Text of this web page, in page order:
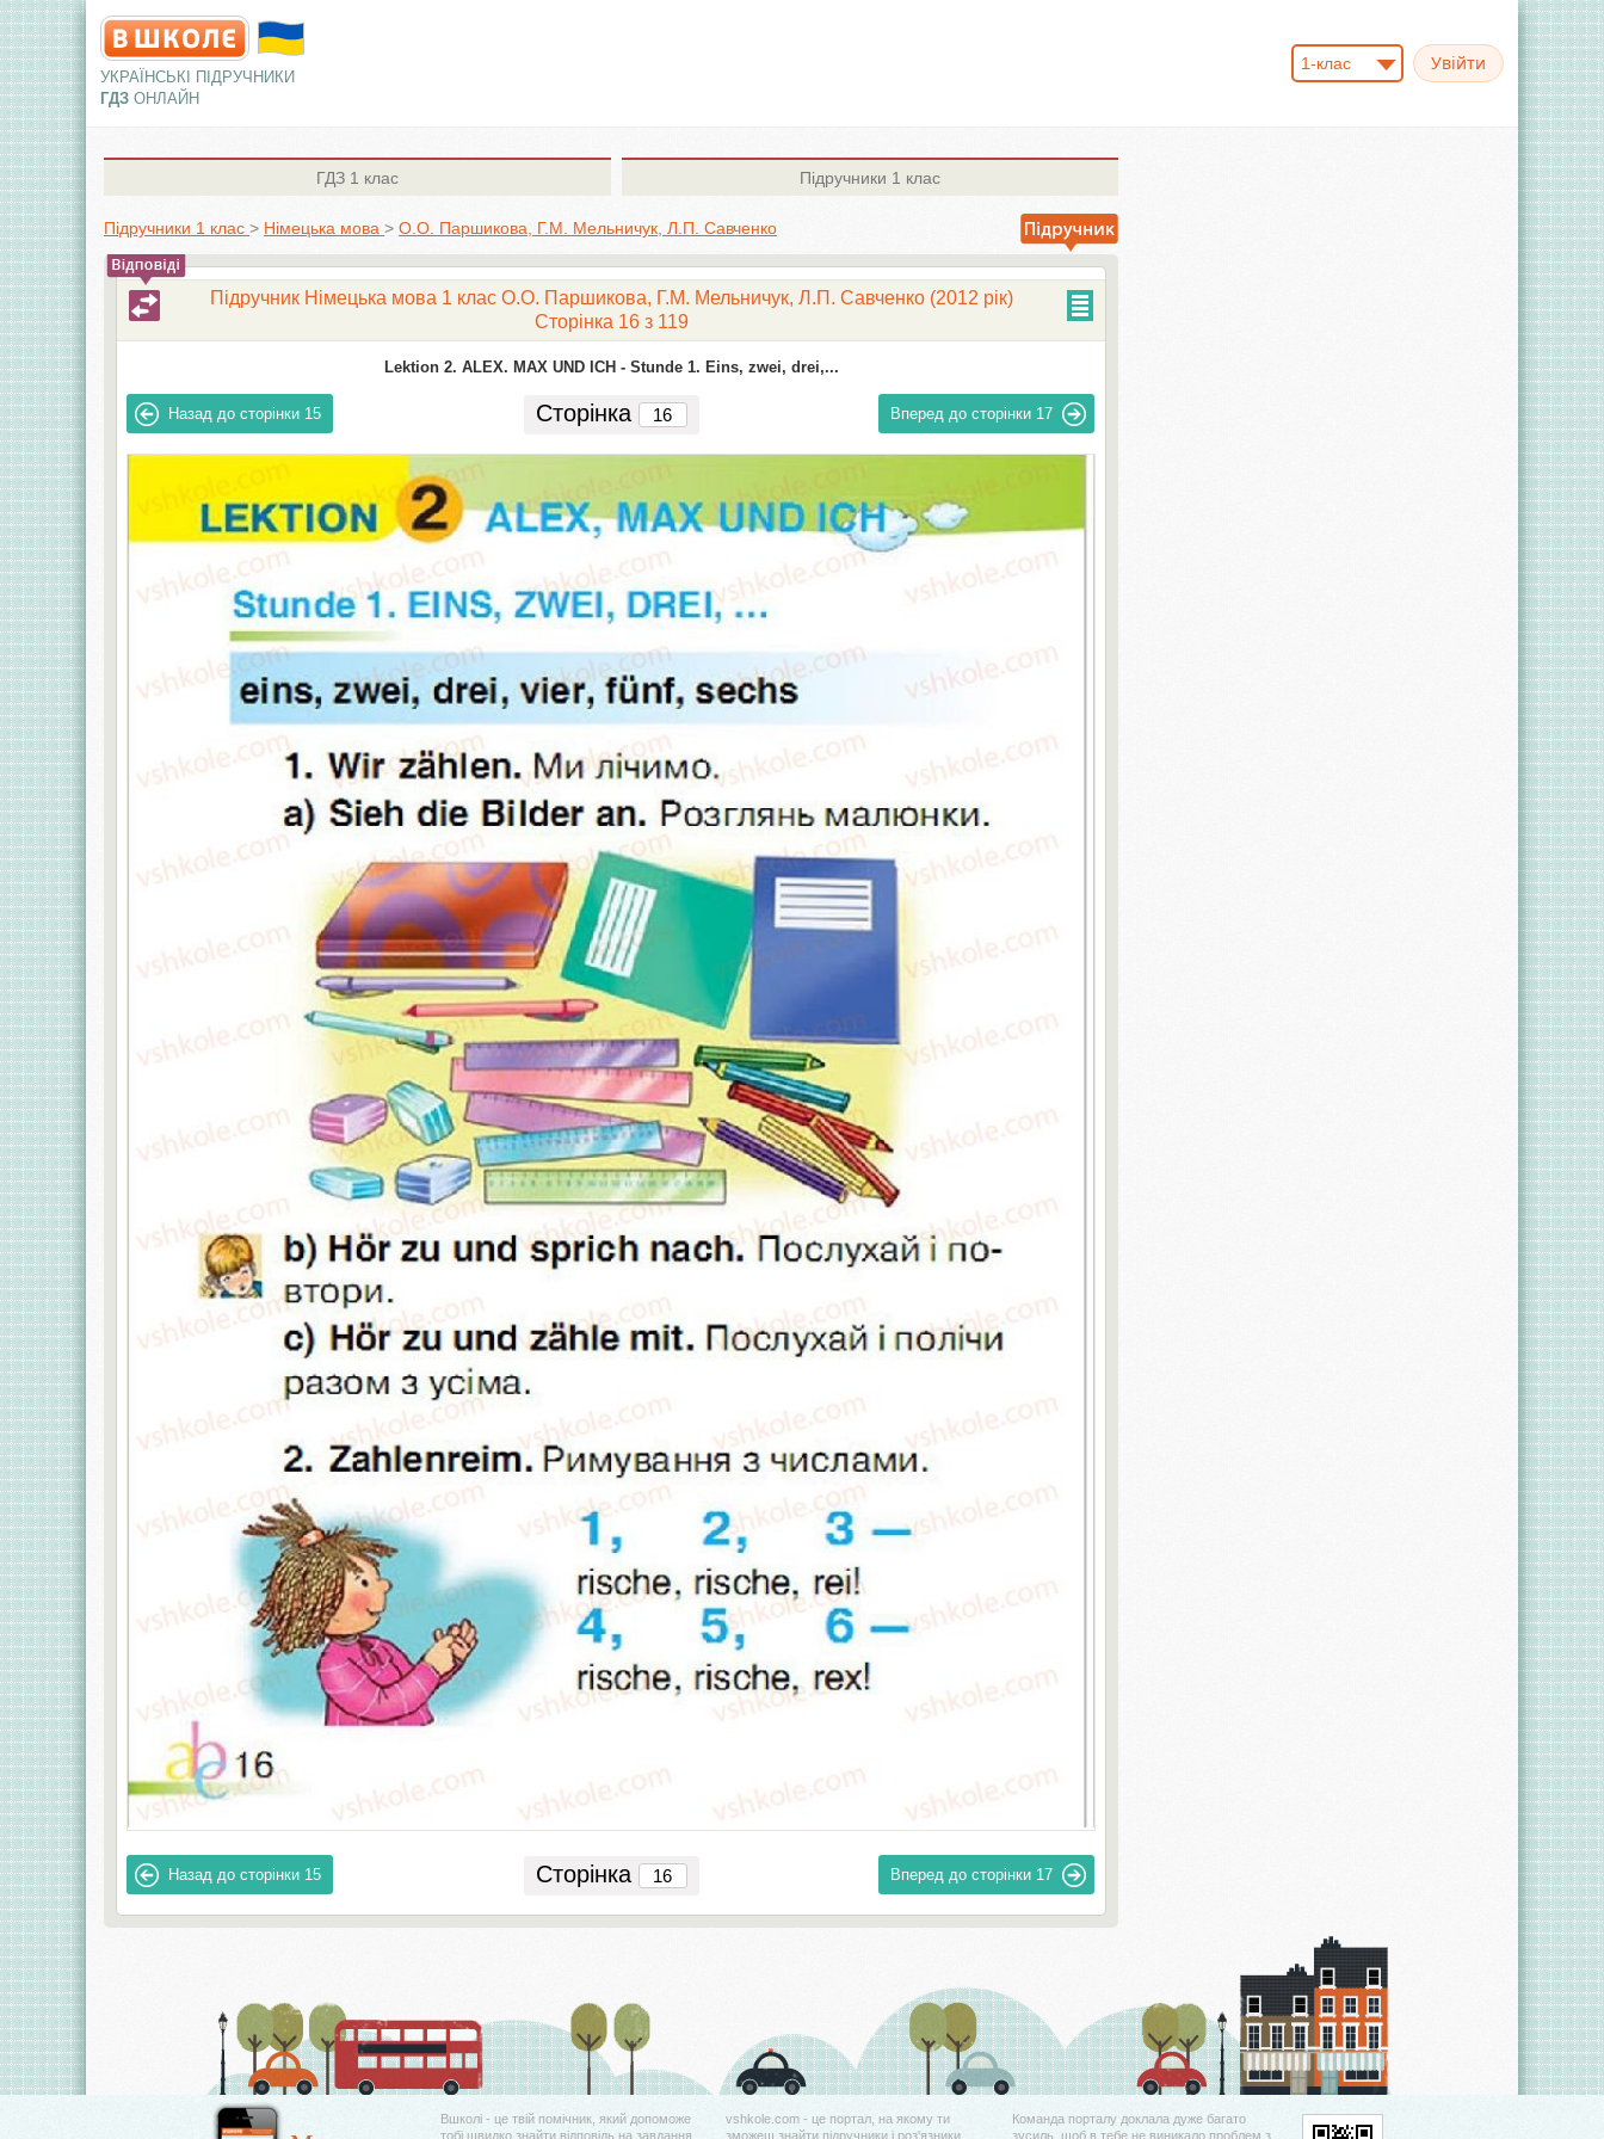
УКРАЇНСЬКІ ПІДРУЧНИКИ
ГДЗ ОНЛАЙН
1-клас
ГДЗ 1 клас Підручники 1 клас
Підручники 1 клас > Німецька мова > О.О. Паршикова, Г.М. Мельничук, Л.П. Савченко
Підручник Німецька мова 1 клас О.О. Паршикова, Г.М. Мельничук, Л.П. Савченко (2012 рік)
Сторінка 16 з 119
Lektion 2. ALEX. MAX UND ICH - Stunde 1. Eins, zwei, drei,...
Назад до сторінки 15 Сторінка Вперед до сторінки 17
Назад до сторінки 15 Сторінка Вперед до сторінки 17
Вшколі - це твій помічник, який допоможе
тобі швидко знайти відповідь на завдання
vshkole.com - це портал, на якому ти
зможеш знайти підручники і роз'язники
Команда порталу доклала дуже багато
зусиль, щоб в тебе не виникало проблем з